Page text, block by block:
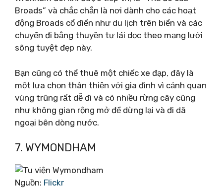
Broads” và chắc chắn là nơi dành cho các hoạt
động Broads cổ điển như du lịch trên biển và các
chuyến đi bằng thuyền tự lái dọc theo mạng lưới
sông tuyệt đẹp này.
Bạn cũng có thể thuê một chiếc xe đạp, đây là
một lựa chọn thân thiện với gia đình vì cảnh quan
vùng trũng rất dễ đi và có nhiều rừng cây cũng
như không gian rộng mở để dừng lại và đi dã
ngoại bên dòng nước.
7. WYMONDHAM
Nguồn: Flickr